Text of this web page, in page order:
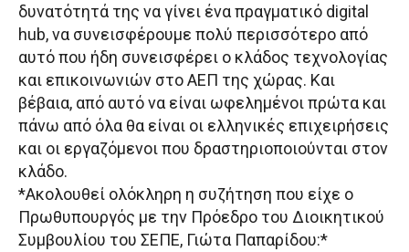
δυνατότητά της να γίνει ένα πραγματικό digital
hub, να συνεισφέρουμε πολύ περισσότερο από
αυτό που ήδη συνεισφέρει ο κλάδος τεχνολογίας
και επικοινωνιών στο ΑΕΠ της χώρας. Και
βέβαια, από αυτό να είναι ωφελημένοι πρώτα και
πάνω από όλα θα είναι οι ελληνικές επιχειρήσεις
και οι εργαζόμενοι που δραστηριοποιούνται στον
κλάδο.
*Ακολουθεί ολόκληρη η συζήτηση που είχε ο
Πρωθυπουργός με την Πρόεδρο του Διοικητικού
Συμβουλίου του ΣΕΠΕ, Γιώτα Παπαρίδου:*